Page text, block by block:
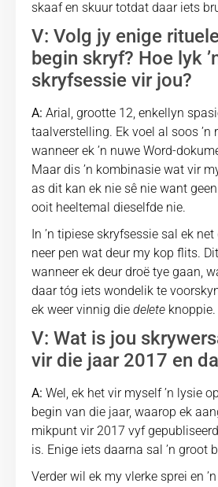
skaaf en skuur totdat daar iets
V: Volg jy enige
begin skryf? Hoe lyk
skryfsessie vir jou?
A: Arial, grootte 12, enkellyn
taalverstelling. Ek voel al soos ʼn
wanneer ek ʼn nuwe Word-
Maar dis ʼn kombinasie wat vir
as dit kan ek nie sê nie want
ooit heeltemal dieselfde nie.
In ʼn tipiese skryfsessie sal ek
neer pen wat deur my kop flits.
wanneer ek deur droë tye gaan,
daar tóg iets wondelik te
ek weer vinnig die delete knoppie.
V: Wat is jou
vir die jaar 2017 en
A: Wel, ek het vir myself ʼn lysie
begin van die jaar, waarop ek
mikpunt vir 2017 vyf
is. Enige iets daarna sal ʼn groot
Verder wil ek my vlerke sprei en